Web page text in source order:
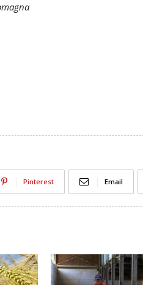
Pinterest Email